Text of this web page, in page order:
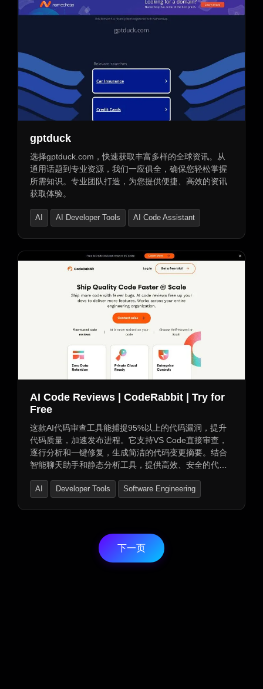
gptduck
选择gptduck.com，快速获取丰富多样的全球资讯。从
通用话题到专业资源，我们一应俱全，确保您轻松掌握
所需知识。专业团队打造，为您提供便捷、高效的资讯
获取体验。
AI AI Developer Tools AI Code Assistant
AI Code Reviews | CodeRabbit | Try for
Free
这款AI代码审查工具能捕捉95%以上的代码漏洞，提升
代码质量，加速发布进程。它支持VS Code直接审查，
逐行分析和一键修复，生成简洁的代码变更摘要。结合
智能聊天助手和静态分析工具，提供高效、安全的代码
队协作顺畅。企业级安全保护，让开发团队更专注于创
AI Developer Tools Software Engineering
下一页